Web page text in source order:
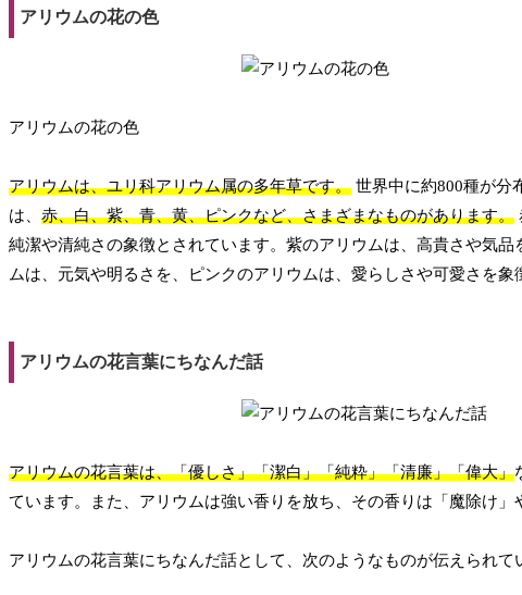
アリウムの花の色
アリウムの花の色
アリウムは、ユリ科アリウム属の多年草です。 世界中に約800種が分
は、 赤、白、紫、青、黄、ピンクなど、さまざまなものがあります。
純潔や清純さの象徴とされています。紫のアリウムは、高貴さや気
ムは、元気や明るさを、ピンクのアリウムは、愛らしさや可愛さを象
アリウムの花言葉にちなんだ話
アリウムの花言葉は、「優しさ」「潔白」「純粋」「清廉」「偉大」
ています。また、アリウムは強い香りを放ち、その香りは「魔除け」
アリウムの花言葉にちなんだ話として、次のようなものが伝えられて